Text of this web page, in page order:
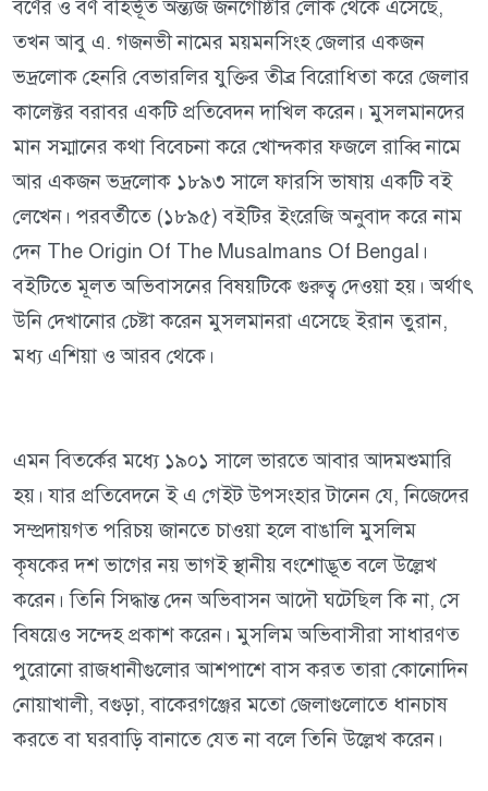
বর্ণের ও বর্ণ বহির্ভূত অন্ত্যজ জনগোষ্ঠীর লোক থেকে এসেছে,
তখন আবু এ. গজনভী নামের ময়মনসিংহ জেলার একজন
ভদ্রলোক হেনরি বেভারলির যুক্তির তীব্র বিরোধিতা করে জেলার
কালেক্টর বরাবর একটি প্রতিবেদন দাখিল করেন। মুসলমানদের
মান সম্মানের কথা বিবেচনা করে খোন্দকার ফজলে রাব্বি নামে
আর একজন ভদ্রলোক ১৮৯৩ সালে ফারসি ভাষায় একটি বই
লেখেন। পরবর্তীতে (১৮৯৫) বইটির ইংরেজি অনুবাদ করে নাম
দেন The Origin Of The Musalmans Of Bengal।
বইটিতে মূলত অভিবাসনের বিষয়টিকে গুরুত্ব দেওয়া হয়। অর্থাৎ
উনি দেখানোর চেষ্টা করেন মুসলমানরা এসেছে ইরান তুরান,
মধ্য এশিয়া ও আরব থেকে।
এমন বিতর্কের মধ্যে ১৯০১ সালে ভারতে আবার আদমশুমারি
হয়। যার প্রতিবেদনে ই এ গেইট উপসংহার টানেন যে, নিজেদের
সম্প্রদায়গত পরিচয় জানতে চাওয়া হলে বাঙালি মুসলিম
কৃষকের দশ ভাগের নয় ভাগই স্থানীয় বংশোদ্ভূত বলে উল্লেখ
করেন। তিনি সিদ্ধান্ত দেন অভিবাসন আদৌ ঘটেছিল কি না, সে
বিষয়েও সন্দেহ প্রকাশ করেন। মুসলিম অভিবাসীরা সাধারণত
পুরোনো রাজধানীগুলোর আশপাশে বাস করত তারা কোনোদিন
নোয়াখালী, বগুড়া, বাকেরগঞ্জের মতো জেলাগুলোতে ধানচাষ
করতে বা ঘরবাড়ি বানাতে যেত না বলে তিনি উল্লেখ করেন।